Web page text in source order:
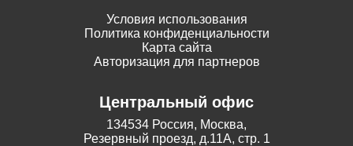
Условия использования
Политика конфиденциальности
Карта сайта
Авторизация для партнеров
Центральный офис
134534 Россия, Москва,
Резервный проезд, д.11А, стр. 1